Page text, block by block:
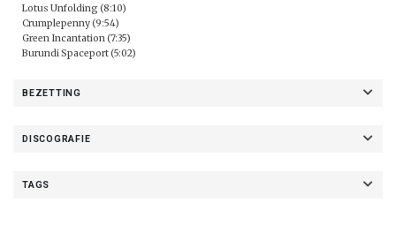
Lotus Unfolding (8:10)
Crumplepenny (9:54)
Green Incantation (7:35)
Burundi Spaceport (5:02)
BEZETTING
DISCOGRAFIE
TAGS